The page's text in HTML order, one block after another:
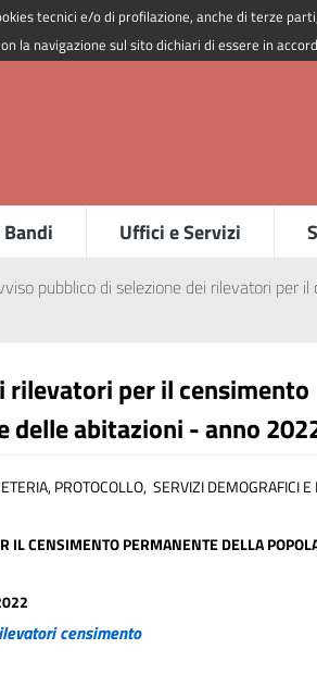
tecnici e/o di profilazione, anche di terze
la navigazione sul sito dichiari di essere in
Uffici e Servizi
pubblico di selezione dei rilevatori per
rilevatori per il censimento
delle abitazioni - anno
PROTOCOLLO, SERVIZI DEMOGRAFICI
IL CENSIMENTO PERMANENTE DELLA
censimento